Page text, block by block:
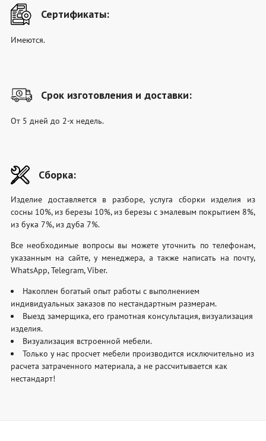
Сертификаты:
Имеются.
Срок изготовления и доставки:
От 5 дней до 2-х недель.
Сборка:
Изделие доставляется в разборе, услуга сборки изделия из
сосны 10%, из березы 10%, из березы с эмалевым покрытием 8%,
из бука 7%, из дуба 7%.
Все необходимые вопросы вы можете уточнить по телефонам,
указанным на сайте, у менеджера, а также написать на почту,
WhatsApp, Telegram, Viber.
Накоплен богатый опыт работы с выполнением
индивидуальных заказов по нестандартным размерам.
Выезд замерщика, его грамотная консультация, визуализация
изделия.
Визуализация встроенной мебели.
Только у нас просчет мебели производится исключительно из
расчета затраченного материала, а не рассчитывается как
нестандарт!